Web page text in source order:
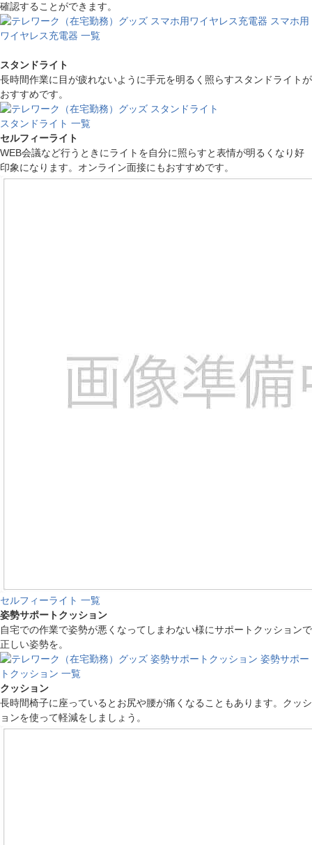
確認することができます。
スマホ用
ワイヤレス充電器 一覧
スタンドライト
長時間作業に目が疲れないように手元を明るく照らすスタンドライトが
おすすめです。
スタンドライト 一覧
セルフィーライト
WEB会議など行うときにライトを自分に照らすと表情が明るくなり好
印象になります。オンライン面接にもおすすめです。
セルフィーライト 一覧
姿勢サポートクッション
自宅での作業で姿勢が悪くなってしまわない様にサポートクッションで
正しい姿勢を。
姿勢サポー
トクッション 一覧
クッション
長時間椅子に座っているとお尻や腰が痛くなることもあります。クッシ
ョンを使って軽減をしましょう。